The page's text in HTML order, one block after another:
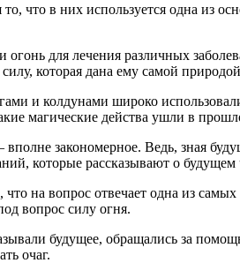
то, что в них используется одна
огонь для лечения различных
которая дана ему самой
и колдунами широко
магические действа ушли в
вполне закономерное. Ведь, зная
которые рассказывают о будущем
что на вопрос отвечает одна из
вопрос силу огня.
будущее, обращались за
очаг.